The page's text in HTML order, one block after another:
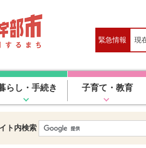
緊急情報 現
らし・手続き 子育て・教育
ト内検索